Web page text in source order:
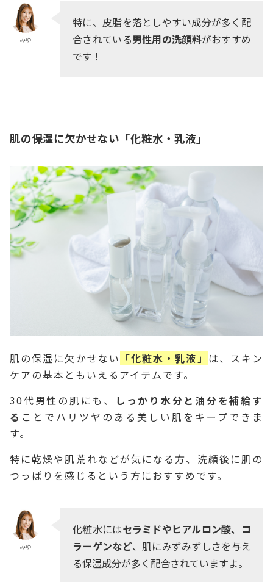
みゆ
特に、皮脂を落としやすい成分が多く配
合されている男性用の洗顔料がおすすめ
です！
肌の保湿に欠かせない「化粧水・乳液」
肌の保湿に欠かせない 「化粧水・乳液」 は、スキン
ケアの基本ともいえるアイテムです。
30代男性の肌にも、
しっかり水分と油分を補給す
る ことでハリツヤのある美しい肌をキープできま
す。
特に乾燥や肌荒れなどが気になる方、洗顔後に肌の
つっぱりを感じるという方におすすめです。
みゆ
化粧水にはセラミドやヒアルロン酸、コ
ラーゲンなど、肌にみずみずしさを与え
る保湿成分が多く配合されていますよ。